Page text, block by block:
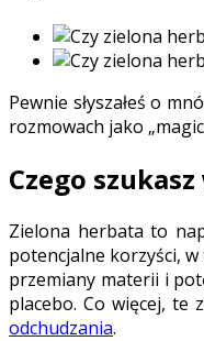
Pewnie słyszałeś o
rozmowach jako
Czego
Zielona herbata to
potencjalne korzyści,
przemiany materii i
placebo. Co więcej, te
odchudzania.